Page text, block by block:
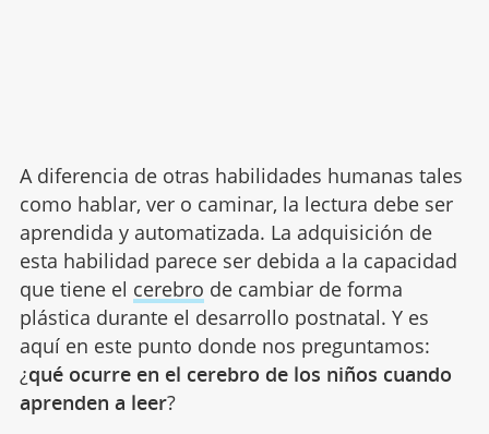
A diferencia de otras habilidades humanas tales
como hablar, ver o caminar, la lectura debe ser
aprendida y automatizada. La adquisición de
esta habilidad parece ser debida a la capacidad
que tiene el cerebro de cambiar de forma
plástica durante el desarrollo postnatal. Y es
aquí en este punto donde nos preguntamos:
¿qué ocurre en el cerebro de los niños cuando
aprenden a leer?